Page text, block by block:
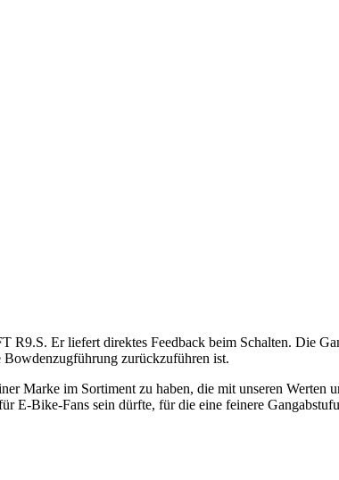
Er liefert direktes Feedback beim Schalten. Die
zurückzuführen ist.
Marke im Sortiment zu haben, die mit unseren Werten
E-Bike-Fans sein dürfte, für die eine feinere